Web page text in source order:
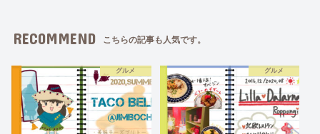
RECOMMEND こちらの記事も人気です。
グルメ グルメ